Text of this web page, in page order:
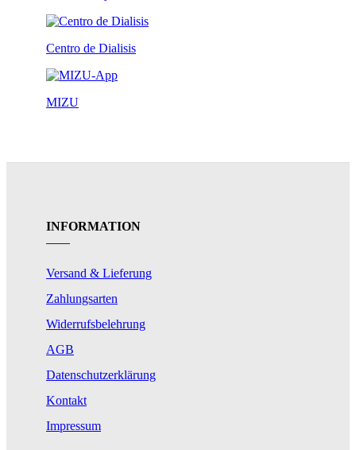
Centro de Dialisis
MIZU
INFORMATION
Versand & Lieferung
Zahlungsarten
Widerrufsbelehrung
AGB
Datenschutzerklärung
Kontakt
Impressum